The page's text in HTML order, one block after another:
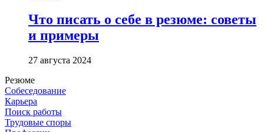
Что писать о себе в резюме: советы
и примеры
27 августа 2024
Резюме
Собеседование
Карьера
Поиск работы
Трудовые споры